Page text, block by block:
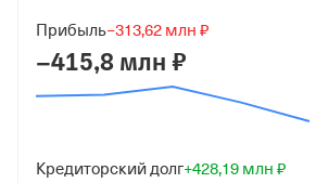
Юридический адрес
117246, г Москва, проезд Научный, д 6
7719437480
Прибыль−313,62 млн ₽
−415,8 млн ₽
Кредиторский долг+428,19 млн ₽